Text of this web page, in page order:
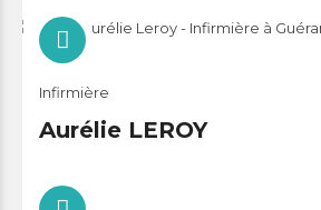
Infirmière
Aurélie LEROY